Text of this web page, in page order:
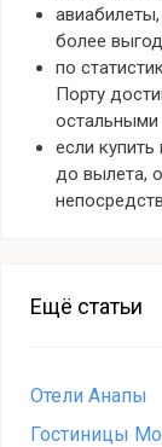
более
по
Порту
остальными
если
до вылета,
Ещё статьи
Отели Анапы
Гостиницы